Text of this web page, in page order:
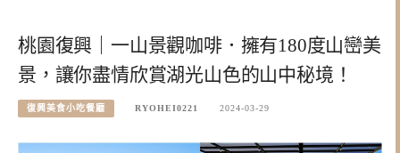
桃園復興｜一山景觀咖啡．擁有180度山巒美
景，讓你盡情欣賞湖光山色的山中秘境！
復興美食小吃餐廳 RYOHEI0221 2024-03-29